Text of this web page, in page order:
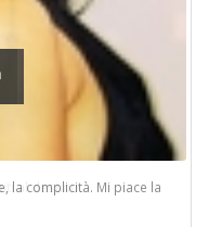
la complicità. Mi piace la
al destino...